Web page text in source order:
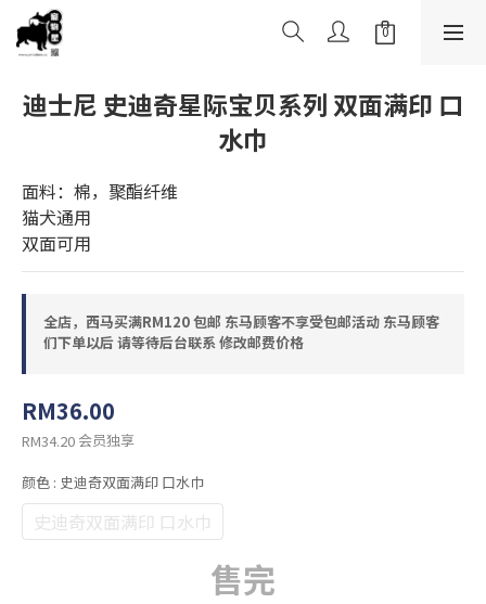
迪士尼 史迪奇星际宝贝系列 双面满印 口
水巾
面料：棉，聚酯纤维
猫犬通用
双面可用
全店，西马买满RM120 包邮 东马顾客不享受包邮活动 东马顾客
们下单以后 请等待后台联系 修改邮费价格
RM36.00
RM34.20 会员独享
颜色 : 史迪奇双面满印 口水巾
史迪奇双面满印 口水巾
售完